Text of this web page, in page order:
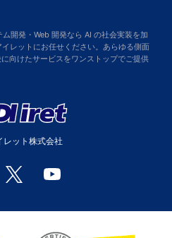
開発・Web 開発なら AI の社会実装を加
レットにお任せください。あらゆる側面
向けたサービスをワンストップでご提供
レット株式会社